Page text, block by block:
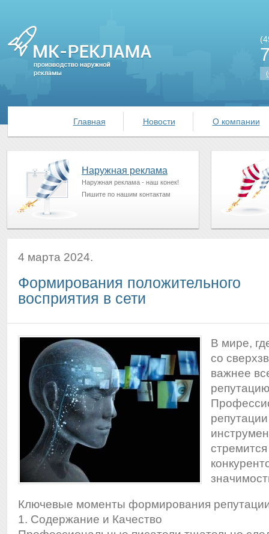
Главная Новости О компании
Наружная реклама
Наружная реклама - наш конек!
Пишите по нашим контактам
4 марта 2024.
Формирования положительного
восприятия в сети
В мире,
со
важнее
Ключевые моменты формирования
1. Содержание и Качество